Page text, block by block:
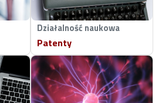
Działalność naukowa
Patenty